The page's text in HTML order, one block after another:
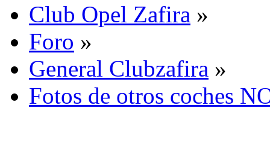
Club Opel Zafira »
Foro »
General Clubzafira »
Fotos de otros coches